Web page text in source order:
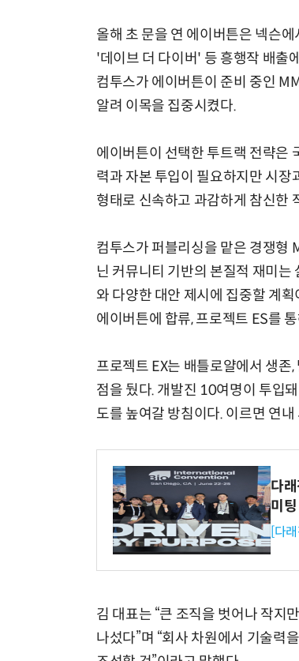
올해 초 문을 연 에이버튼은 넥슨
'데이브 더 다이버' 등 흥행작 배출
컴투스가 에이버튼이 준비 중인
알려 이목을 집중시켰다.
에이버튼이 선택한 투트랙 전략은
력과 자본 투입이 필요하지만 시장
형태로 신속하고 과감하게 참신한
컴투스가 퍼블리싱을 맡은 경쟁형
닌 커뮤니티 기반의 본질적 재미
와 다양한 대안 제시에 집중할 계
에이버튼에 합류, 프로젝트 ES를
프로젝트 EX는 배틀로얄에서 생
점을 뒀다. 개발진 10여명이 투입
도를 높여갈 방침이다. 이르면 연
다
미
[다
김 대표는 “큰 조직을 벗어나 작지
나섰다”며 “회사 차원에서 기술력